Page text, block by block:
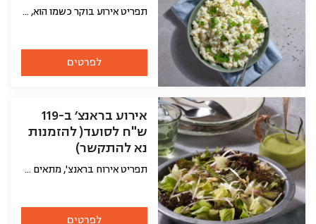
תפריט אירוע בוקר כשמו הוא, מתאים לאנשים שמחפשים לפנק את האורחים שלהם ולא פחות חשוב להיות איתם בזמן האירוח במקום בהכנות במטבח! השף הכין עבורם את השילוב המנצח לאירוח אקסלוסיבי, זה מתחיל בלחם, סלטים וממרחים, עיקריות ותוספות. באפשרותכם כמובן להחליף כל מנה למשהו אחר. את התפריט ניתן להזמין ליום האירוע שלכם וכמובן שאחרי ההזמנה נתקשר אליכם ונעבור על התפריט ונוודא פרטים אחרונים. לתשומת ליבכם, האוכל מגיע מקורר עם הוראות חימום, ואם בכל זאת תרצו שהאוכל יגיע חם זה בהחלט אפשרי ועל פרטים כאלה בדיוק נתאם מולכם טלפונית אחרי ההזמנה.
לפרטים
אירוע בראנצ׳ ב-119
ש"ח לסועד( להזמנות
נא להתקשר)
תפריט אירוח בראנצ', מתאים לאנשים שמחפשים לפנק את האורחים שלהם ולא פחות חשוב להיות איתם בזמן האירוח במקום בהכנות במטבח! השף הכין עבורם את השילוב המנצח לאירוח אקסלוסיבי, זה מתחיל בלחם, סלטים וממרחים, עיקריות ותוספות. באפשרותכם כמובן להחליף כל מנה למשהו אחר. את התפריט ניתן להזמין ליום האירוע שלכם וכמובן שאחרי ההזמנה נתקשר אליכם ונעבור על התפריט ונוודא פרטים אחרונים. לתשומת ליבכם, האוכל מגיע מקורר עם הוראות חימום, ואם בכל זאת תרצו שהאוכל יגיע חם זה בהחלט אפשרי ועל פרטים כאלה בדיוק נתאם מולכם טלפונית אחרי ההזמנה.
לפרטים